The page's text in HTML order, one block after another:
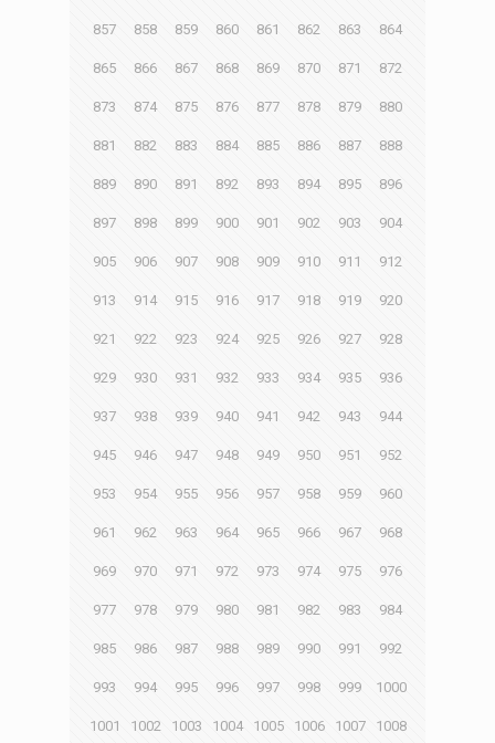
857 858 859 860 861 862 863 864
865 866 867 868 869 870 871 872
873 874 875 876 877 878 879 880
881 882 883 884 885 886 887 888
889 890 891 892 893 894 895 896
897 898 899 900 901 902 903 904
905 906 907 908 909 910 911 912
913 914 915 916 917 918 919 920
921 922 923 924 925 926 927 928
929 930 931 932 933 934 935 936
937 938 939 940 941 942 943 944
945 946 947 948 949 950 951 952
953 954 955 956 957 958 959 960
961 962 963 964 965 966 967 968
969 970 971 972 973 974 975 976
977 978 979 980 981 982 983 984
985 986 987 988 989 990 991 992
993 994 995 996 997 998 999 1000
1001 1002 1003 1004 1005 1006 1007 1008